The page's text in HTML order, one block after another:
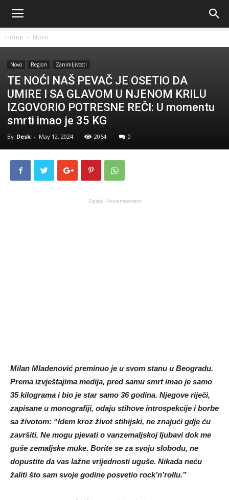
Home Novo
Novo Region Zanimljivosti
TE NOĆI NAŠ PEVAČ JE OSETIO DA
UMIRE I SA GLAVOM U NJENOM KRILU
IZGOVORIO POTRESNE REČI: U momentu
smrti imao je 35 KG
By Desk - May 12, 2024 2064 0
Oglasi - Advertisement
Milan Mladenović preminuo je u svom stanu u Beogradu.
Prema izvještajima medija, pred samu smrt imao je samo
35 kilograma i bio je star samo 36 godina. Njegove riječi,
zapisane u monografiji, odaju stihove introspekcije i borbe
sa životom: “Idem kroz život stihijski, ne znajući gdje ću
završiti. Ne mogu pjevati o vanzemaljskoj ljubavi dok me
guše zemaljske muke. Borite se za svoju slobodu, ne
dopustite da vas lažne vrijednosti uguše. Nikada neću
žaliti što sam svoje godine posvetio rock’n’rollu.”